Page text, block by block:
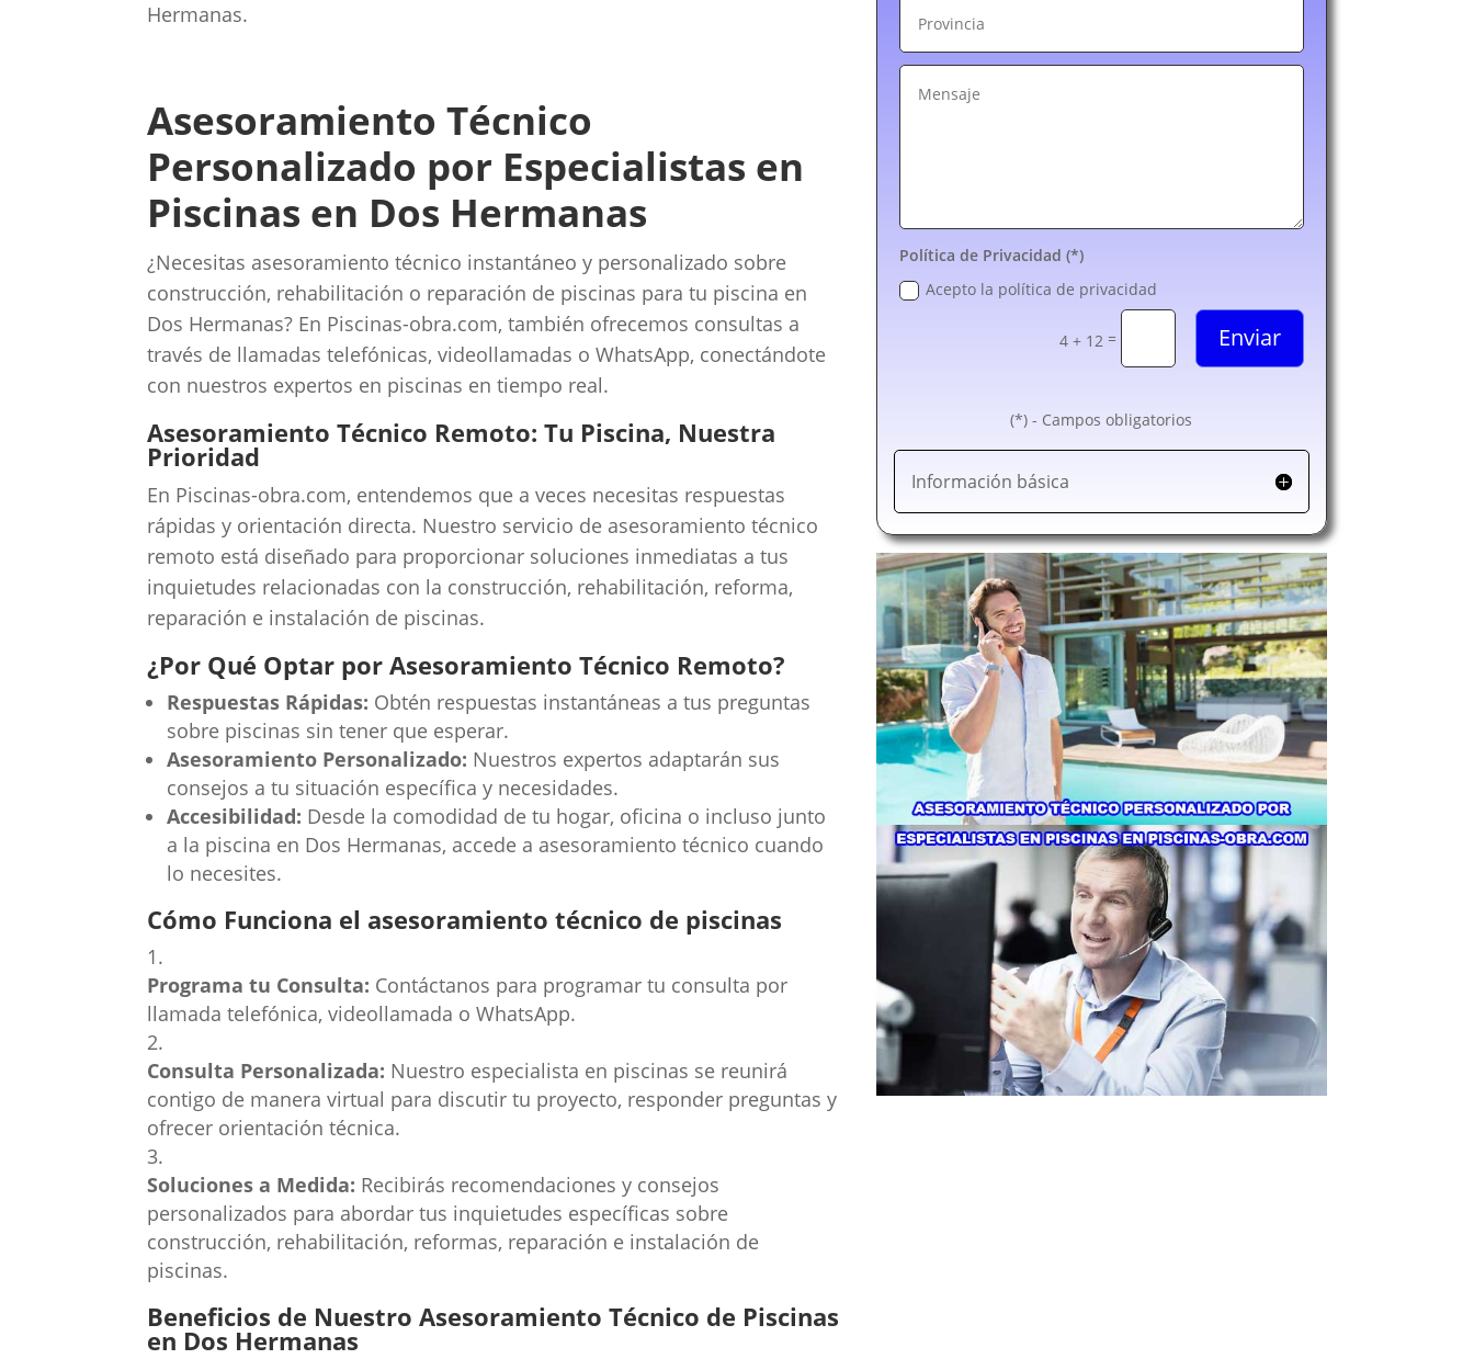
Hermanas.
Asesoramiento Técnico
Personalizado por Especialistas en
Piscinas en Dos Hermanas
¿Necesitas asesoramiento técnico instantáneo y personalizado sobre
construcción, rehabilitación o reparación de piscinas para tu piscina en
Dos Hermanas? En Piscinas-obra.com, también ofrecemos consultas a
través de llamadas telefónicas, videollamadas o WhatsApp, conectándote
con nuestros expertos en piscinas en tiempo real.
Asesoramiento Técnico Remoto: Tu Piscina, Nuestra
Prioridad
En Piscinas-obra.com, entendemos que a veces necesitas respuestas
rápidas y orientación directa. Nuestro servicio de asesoramiento técnico
remoto está diseñado para proporcionar soluciones inmediatas a tus
inquietudes relacionadas con la construcción, rehabilitación, reforma,
reparación e instalación de piscinas.
¿Por Qué Optar por Asesoramiento Técnico Remoto?
Respuestas Rápidas: Obtén respuestas instantáneas a tus preguntas
sobre piscinas sin tener que esperar.
Asesoramiento Personalizado: Nuestros expertos adaptarán sus
consejos a tu situación específica y necesidades.
Accesibilidad: Desde la comodidad de tu hogar, oficina o incluso junto
a la piscina en Dos Hermanas, accede a asesoramiento técnico cuando
lo necesites.
Cómo Funciona el asesoramiento técnico de piscinas
Programa tu Consulta: Contáctanos para programar tu consulta por
llamada telefónica, videollamada o WhatsApp.
Consulta Personalizada: Nuestro especialista en piscinas se reunirá
contigo de manera virtual para discutir tu proyecto, responder preguntas y
ofrecer orientación técnica.
Soluciones a Medida: Recibirás recomendaciones y consejos
personalizados para abordar tus inquietudes específicas sobre
construcción, rehabilitación, reformas, reparación e instalación de
piscinas.
Beneficios de Nuestro Asesoramiento Técnico de Piscinas
en Dos Hermanas
Política de Privacidad (*)
Acepto la política de privacidad
4 + 12 = Enviar
(*) - Campos obligatorios
Información básica